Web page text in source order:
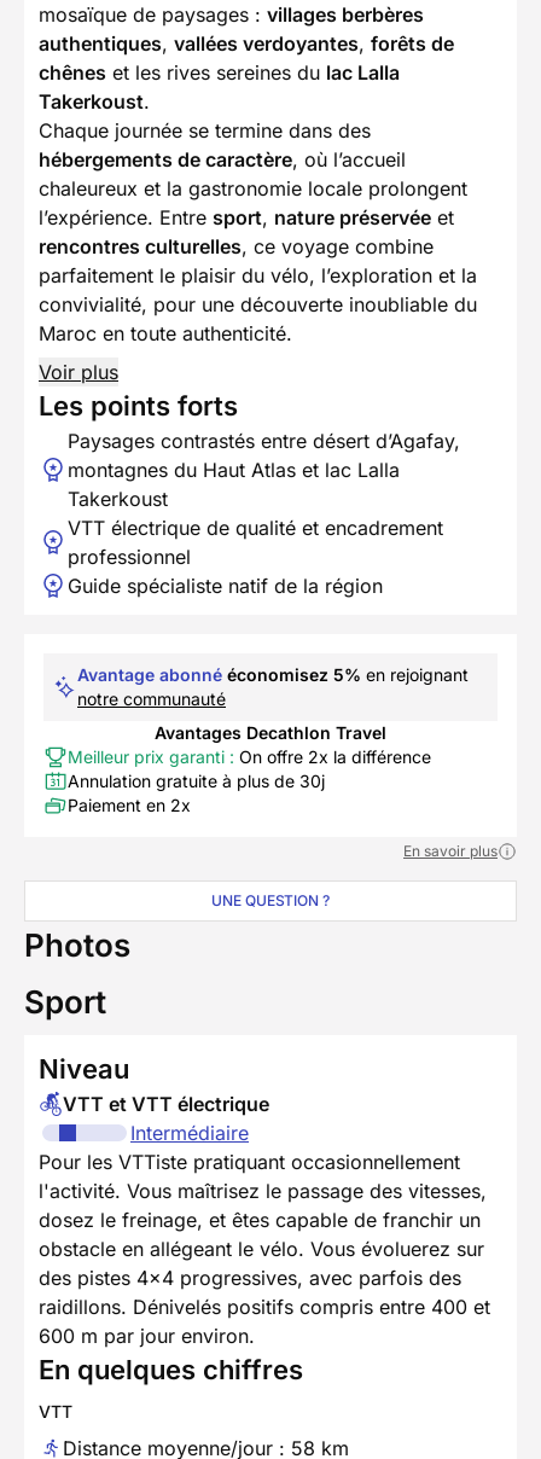
mosaïque de paysages : villages berbères
authentiques, vallées verdoyantes, forêts de
chênes et les rives sereines du lac Lalla
Takerkoust.
Chaque journée se termine dans des
hébergements de caractère, où l’accueil
chaleureux et la gastronomie locale prolongent
l’expérience. Entre sport, nature préservée et
rencontres culturelles, ce voyage combine
parfaitement le plaisir du vélo, l’exploration et la
convivialité, pour une découverte inoubliable du
Maroc en toute authenticité.
Voir plus
Les points forts
Paysages contrastés entre désert d’Agafay,
montagnes du Haut Atlas et lac Lalla
Takerkoust
VTT électrique de qualité et encadrement
professionnel
Guide spécialiste natif de la région
Avantage abonné économisez 5% en rejoignant
notre communauté
Avantages Decathlon Travel
Meilleur prix garanti : On offre 2x la différence
Annulation gratuite à plus de 30j
Paiement en 2x
En savoir plus
UNE QUESTION ?
Photos
Sport
Niveau
VTT et VTT électrique
Intermédiaire
Pour les VTTiste pratiquant occasionnellement
l'activité. Vous maîtrisez le passage des vitesses,
dosez le freinage, et êtes capable de franchir un
obstacle en allégeant le vélo. Vous évoluerez sur
des pistes 4x4 progressives, avec parfois des
raidillons. Dénivelés positifs compris entre 400 et
600 m par jour environ.
En quelques chiffres
VTT
Distance moyenne/jour : 58 km